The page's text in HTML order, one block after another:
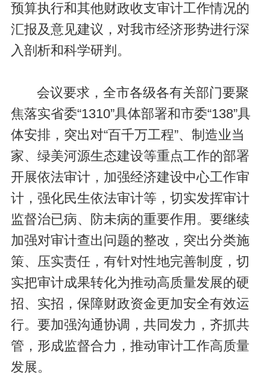
预算执行和其他财政收支审计工作情况的
汇报及意见建议，对我市经济形势进行深
入剖析和科学研判。
会议要求，全市各级各有关部门要聚
焦落实省委“1310”具体部署和市委“138”具
体安排，突出对“百千万工程”、制造业当
家、绿美河源生态建设等重点工作的部署
开展依法审计，加强经济建设中心工作审
计，强化民生依法审计等，切实发挥审计
监督治已病、防未病的重要作用。要继续
加强对审计查出问题的整改，突出分类施
策、压实责任，有针对性地完善制度，切
实把审计成果转化为推动高质量发展的硬
招、实招，保障财政资金更加安全有效运
行。要加强沟通协调，共同发力，齐抓共
管，形成监督合力，推动审计工作高质量
发展。